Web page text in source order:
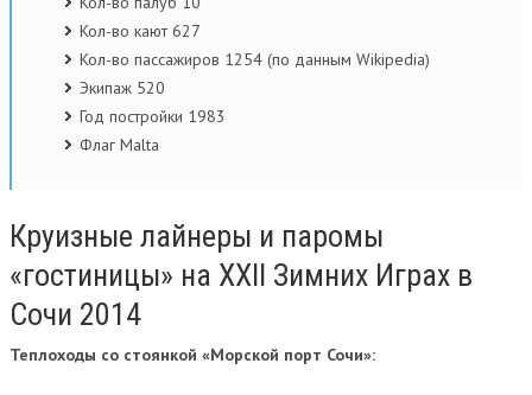
Кол-во кают 627
Кол-во пассажиров 1254 (по данным Wikipedia)
Экипаж 520
Год постройки 1983
Флаг Malta
Круизные лайнеры и паромы
«гостиницы» на XXII Зимних Играх в
Сочи 2014
Теплоходы со стоянкой «Морской порт Сочи»: